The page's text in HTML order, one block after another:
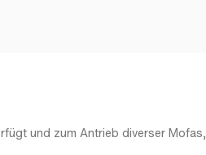
und zum Antrieb diverser Mofas,